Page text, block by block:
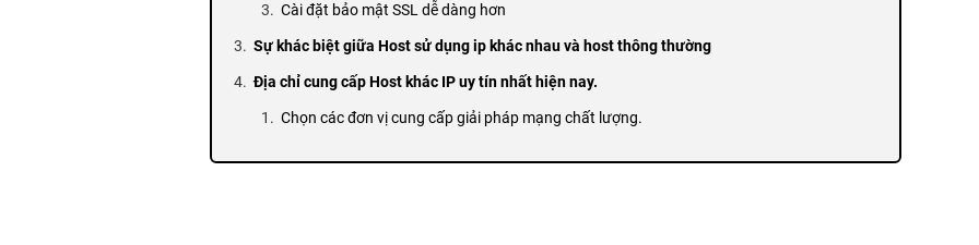
Cài đặt bảo mật SSL dễ dàng hơn
Sự khác biệt giữa Host sử dụng ip khác nhau và host thông thường
Địa chỉ cung cấp Host khác IP uy tín nhất hiện nay.
Chọn các đơn vị cung cấp giải pháp mạng chất lượng.